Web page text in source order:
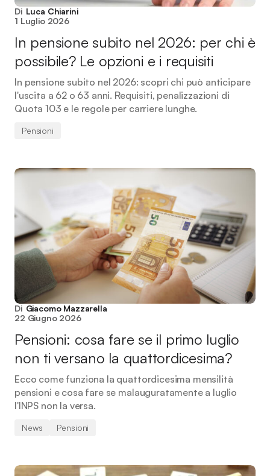
Di Luca Chiarini
1 Luglio 2026
In pensione subito nel 2026: per chi è
possibile? Le opzioni e i requisiti
In pensione subito nel 2026: scopri chi può anticipare
l'uscita a 62 o 63 anni. Requisiti, penalizzazioni di
Quota 103 e le regole per carriere lunghe.
Pensioni
Di Giacomo Mazzarella
22 Giugno 2026
Pensioni: cosa fare se il primo luglio
non ti versano la quattordicesima?
Ecco come funziona la quattordicesima mensilità
pensioni e cosa fare se malauguratamente a luglio
l'INPS non la versa.
News Pensioni